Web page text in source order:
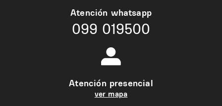
Atención whatsapp
099 019500
Atención presencial
ver mapa